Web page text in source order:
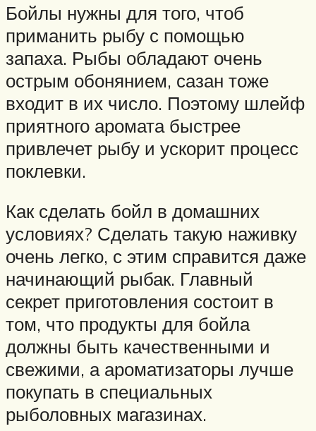
Бойлы нужны для того, чтоб
приманить рыбу с помощью
запаха. Рыбы обладают очень
острым обонянием, сазан тоже
входит в их число. Поэтому шлейф
приятного аромата быстрее
привлечет рыбу и ускорит процесс
поклевки.
Как сделать бойл в домашних
условиях? Сделать такую наживку
очень легко, с этим справится даже
начинающий рыбак. Главный
секрет приготовления состоит в
том, что продукты для бойла
должны быть качественными и
свежими, а ароматизаторы лучше
покупать в специальных
рыболовных магазинах.